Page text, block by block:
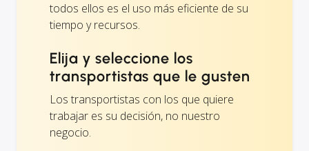
todos ellos es el uso más eficiente de su
tiempo y recursos.
Elija y seleccione los
transportistas que le gusten
Los transportistas con los que quiere
trabajar es su decisión, no nuestro
negocio.